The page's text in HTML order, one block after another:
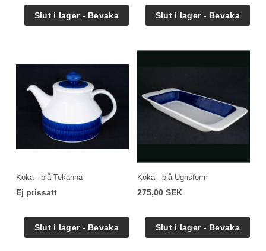
Koka - blå Tekanna
Ej prissatt
Koka - blå Ugnsform
275,00 SEK